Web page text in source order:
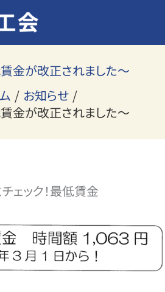
金が改正されました～
お知らせ
金が改正されました～
ェック！最低賃金